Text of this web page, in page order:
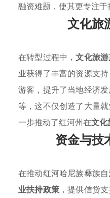
融资难题，使其更专注
文化旅
在转型过程中，文化旅
业获得了丰富的资源支
游客，提升了当地经济
等，这不仅创造了大量
一步推动了红河州在文化
资金与技
在推动红河哈尼族彝族
业扶持政策 ，提供信贷